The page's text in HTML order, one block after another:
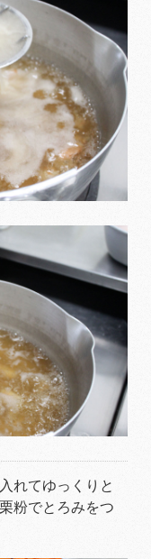
れてゆっくりと
粉でとろみをつ